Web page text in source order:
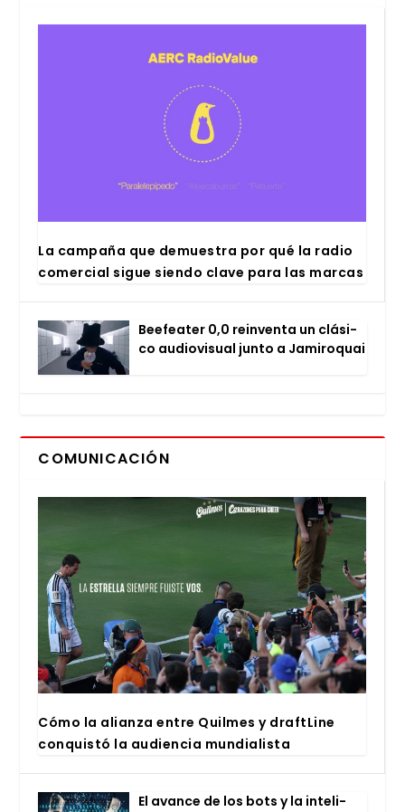
La cam­pa­ña que demues­tra por qué la radio
comer­cial sigue sien­do cla­ve para las mar­cas
Bee­fea­ter 0,0 rein­ven­ta un clá­si­
co audio­vi­sual jun­to a Jami­ro­quai
COMUNICACIÓN
Cómo la alian­za entre Quil­mes y draftLi­ne
con­quis­tó la audien­cia mun­dia­lis­ta
El avan­ce de los bots y la inte­li­